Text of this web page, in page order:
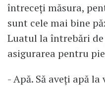
întreceți măsura,
sunt cele mai bine
Luatul la întrebări
asigurarea pentru
- Apă. Să aveți apă